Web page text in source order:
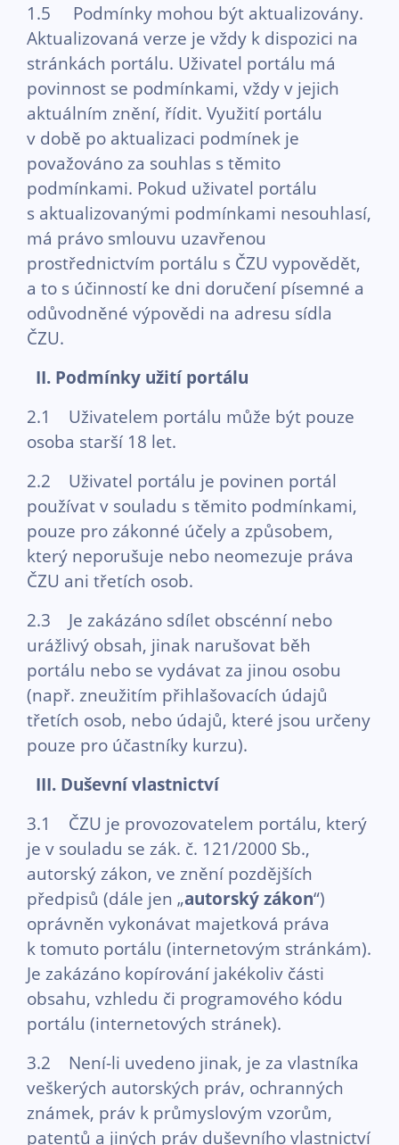
1.5 Podmínky mohou být aktualizovány.
Aktualizovaná verze je vždy k dispozici na
stránkách portálu. Uživatel portálu má
povinnost se podmínkami, vždy v jejich
aktuálním znění, řídit. Využití portálu
v době po aktualizaci podmínek je
považováno za souhlas s těmito
podmínkami. Pokud uživatel portálu
s aktualizovanými podmínkami nesouhlasí,
má právo smlouvu uzavřenou
prostřednictvím portálu s ČZU vypovědět,
a to s účinností ke dni doručení písemné a
odůvodněné výpovědi na adresu sídla
ČZU.
II. Podmínky užití portálu
2.1 Uživatelem portálu může být pouze
osoba starší 18 let.
2.2 Uživatel portálu je povinen portál
používat v souladu s těmito podmínkami,
pouze pro zákonné účely a způsobem,
který neporušuje nebo neomezuje práva
ČZU ani třetích osob.
2.3 Je zakázáno sdílet obscénní nebo
urážlivý obsah, jinak narušovat běh
portálu nebo se vydávat za jinou osobu
(např. zneužitím přihlašovacích údajů
třetích osob, nebo údajů, které jsou určeny
pouze pro účastníky kurzu).
III. Duševní vlastnictví
3.1 ČZU je provozovatelem portálu, který
je v souladu se zák. č. 121/2000 Sb.,
autorský zákon, ve znění pozdějších
předpisů (dále jen „autorský zákon“)
oprávněn vykonávat majetková práva
k tomuto portálu (internetovým stránkám).
Je zakázáno kopírování jakékoliv části
obsahu, vzhledu či programového kódu
portálu (internetových stránek).
3.2 Není-li uvedeno jinak, je za vlastníka
veškerých autorských práv, ochranných
známek, práv k průmyslovým vzorům,
patentů a jiných práv duševního vlastnictví